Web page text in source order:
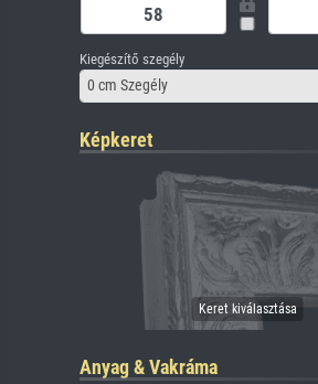
Kiegészítő szegély
0 cm Szegély
Képkeret
Anyag & Vakráma